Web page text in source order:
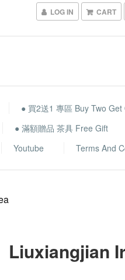
LOG IN CART
● 買2送1 專區 Buy Two
● 滿額贈品 茶具 Free Gift
Youtube Terms And
Liuxiangjian